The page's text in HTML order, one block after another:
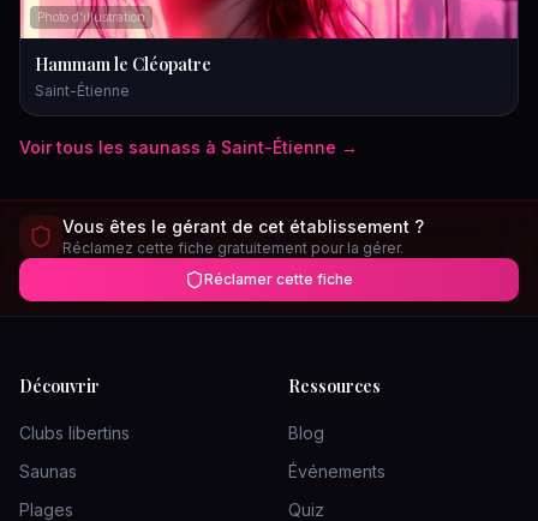
Photo d'illustration
Hammam le Cléopatre
Saint-Étienne
Voir tous les saunass à Saint-Étienne →
Vous êtes le gérant de cet établissement ?
Réclamez cette fiche gratuitement pour la gérer.
Réclamer cette fiche
Découvrir
Clubs libertins
Saunas
Plages
Ressources
Blog
Événements
Quiz